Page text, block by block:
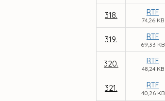
318. RTF
74,26 KB
319. RTF
69,33 KB
320. RTF
48,24 KB
321. RTF
40,26 KB